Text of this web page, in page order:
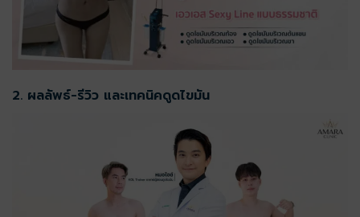
2. ผลลัพธ์-รีวิว และเทคนิคดูดไขมัน